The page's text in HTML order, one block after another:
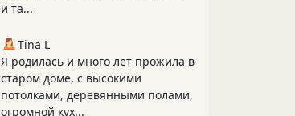
и та...
Tina L
Я родилась и много лет прожила в
старом доме, с высокими
потолками, деревянными полами,
огромной кух...